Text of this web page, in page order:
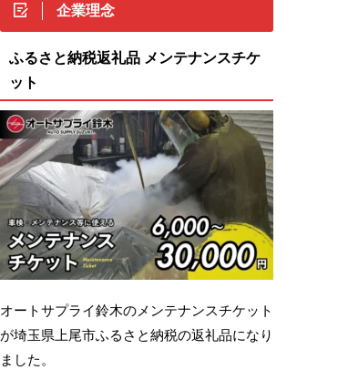
企業理念
ふるさと納税返礼品 メンテナンスチケ
ット
オートサプライ鈴木のメンテナンスチケット
が埼玉県上尾市ふるさと納税の返礼品になり
ました。